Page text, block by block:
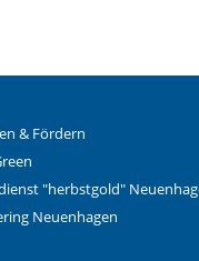
& Fördern
"herbstgold"
Neuenhagen